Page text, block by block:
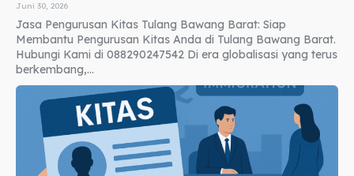
Juni 30, 2026
Jasa Pengurusan Kitas Tulang Bawang Barat: Siap
Membantu Pengurusan Kitas Anda di Tulang Bawang Barat.
Hubungi Kami di 088290247542 Di era globalisasi yang terus
berkembang,...